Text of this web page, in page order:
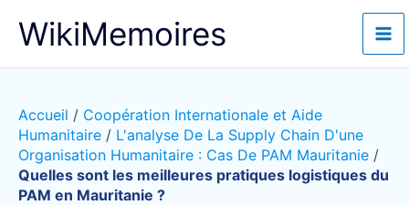
WikiMemoires
Accueil / Coopération Internationale et Aide
Humanitaire / L'analyse De La Supply Chain D'une
Organisation Humanitaire : Cas De PAM Mauritanie /
Quelles sont les meilleures pratiques logistiques du
PAM en Mauritanie ?